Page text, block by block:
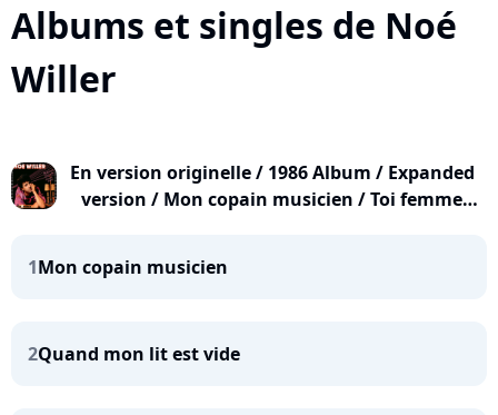
Albums et singles de Noé
Willer
En version originelle / 1986 Album / Expanded
version / Mon copain musicien / Toi femme
1Mon copain musicien
2Quand mon lit est vide